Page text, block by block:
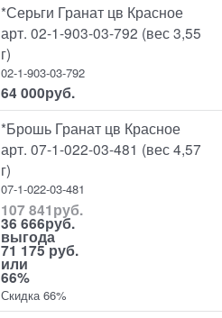
*Серьги Гранат цв Красное
арт. 02-1-903-03-792 (вес 3,55
г)
02-1-903-03-792
64 000руб.
*Брошь Гранат цв Красное
арт. 07-1-022-03-481 (вес 4,57
г)
07-1-022-03-481
107 841руб.
36 666руб.
выгода
71 175 руб.
или
66%
Скидка 66%